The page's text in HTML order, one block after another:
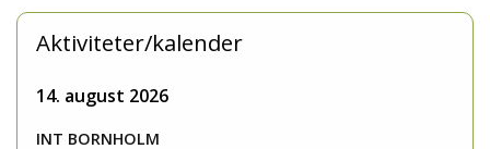
Aktiviteter/kalender
14. august 2026
INT BORNHOLM